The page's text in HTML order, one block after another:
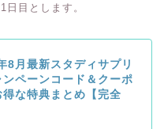
目とします。
8月最新スタディサプリ
ンペーンコード＆クーポ
得な特典まとめ【完全